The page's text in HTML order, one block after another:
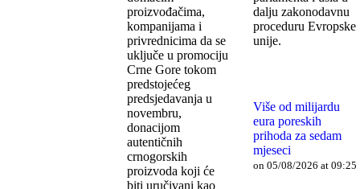
proizvođačima,
kompanijama i
privrednicima da se
uključe u promociju
Crne Gore tokom
predstojećeg
predsjedavanja u
novembru,
donacijom
autentičnih
crnogorskih
proizvoda koji će
biti uručivani kao
dalju zakonodavnu
proceduru Evropske
unije.
Više od milijardu
eura poreskih
prihoda za sedam
mjeseci
on 05/08/2026 at 09:25